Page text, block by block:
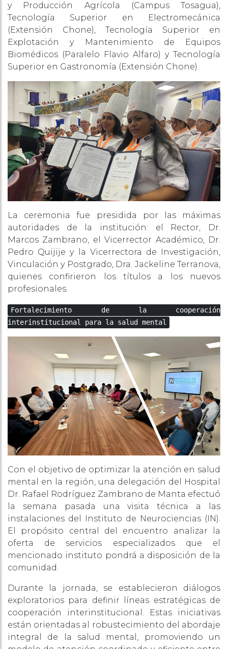
y Producción Agrícola (Campus Tosagua),
Tecnología Superior en Electromecánica
(Extensión Chone), Tecnología Superior en
Explotación y Mantenimiento de Equipos
Biomédicos (Paralelo Flavio Alfaro) y Tecnología
Superior en Gastronomía (Extensión Chone).
La ceremonia fue presidida por las máximas
autoridades de la institución: el Rector, Dr.
Marcos Zambrano, el Vicerrector Académico, Dr.
Pedro Quijije y la Vicerrectora de Investigación,
Vinculación y Postgrado, Dra. Jackeline Terranova,
quienes confirieron los títulos a los nuevos
profesionales.
What Betzoid Brasil
Reveals About No
Verification Betting
Practices in Brazil
Brazil’s online betting landscape has undergone
a profound transformation over the past decade,
evolving from a largely unregulated gray market
into one of the most dynamic and closely
Within this context, platforms and review
aggregators like Betzoid Brasil have emerged as
critical sources of intelligence for bettors seeking
to understand which operators prioritize
accessibility over bureaucratic friction. The
phenomenon of no verification betting — or the
practice of placing wagers with minimal identity
confirmation requirements — has become a
defining characteristic of how millions of
Brazilians interact with offshore and domestic
gambling platforms. Understanding what
Betzoid Brasil reveals about these practices offers
a window into the broader regulatory, cultural,
and technological forces shaping the country’s
betting ecosystem.
Fortalecimiento de la cooperación
interinstitucional para la salud mental
Con el objetivo de optimizar la atención en salud
mental en la región, una delegación del Hospital
Dr. Rafael Rodríguez Zambrano de Manta efectuó
la semana pasada una visita técnica a las
instalaciones del Instituto de Neurociencias (IN).
El propósito central del encuentro analizar la
oferta de servicios especializados que el
mencionado instituto pondrá a disposición de la
comunidad.
Durante la jornada, se establecieron diálogos
exploratorios para definir líneas estratégicas de
cooperación interinstitucional. Estas iniciativas
están orientadas al robustecimiento del abordaje
integral de la salud mental, promoviendo un